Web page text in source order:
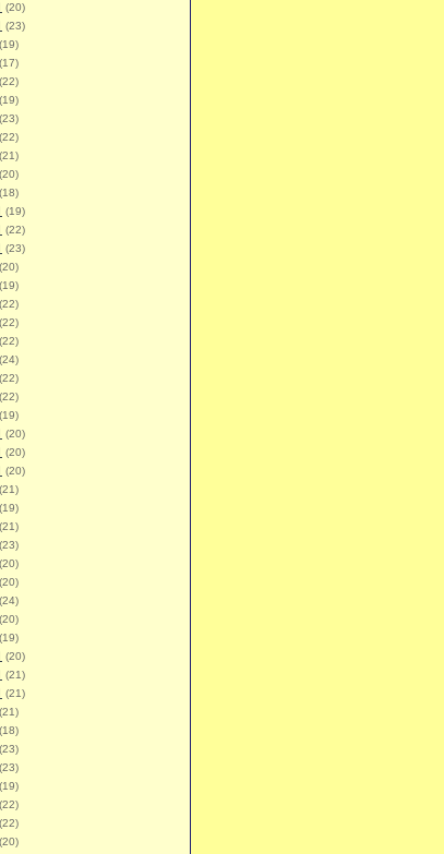
(20)
(23)
(19)
(17)
(22)
(19)
(23)
(22)
(21)
(20)
(18)
(19)
(22)
(23)
(20)
(19)
(22)
(22)
(22)
(24)
(22)
(22)
(19)
(20)
(20)
(20)
(21)
(19)
(21)
(23)
(20)
(20)
(24)
(20)
(19)
(20)
(21)
(21)
(21)
(18)
(23)
(23)
(19)
(22)
(22)
(20)